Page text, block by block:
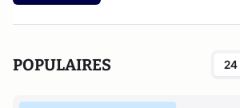
POPULAIRES 24